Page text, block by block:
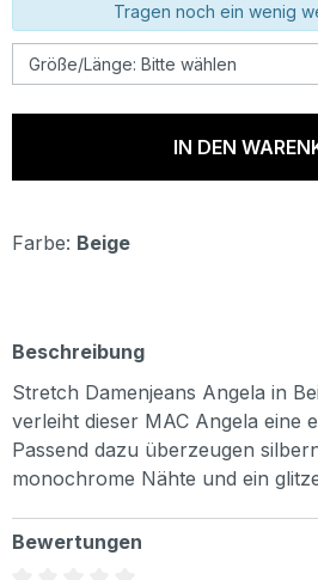
Tragen noch ein wenig
IN DEN
Farbe: Beige
Beschreibung
Stretch Damenjeans Angela in
verleiht dieser MAC Angela eine
Passend dazu überzeugen
monochrome Nähte und ein
Bewertungen